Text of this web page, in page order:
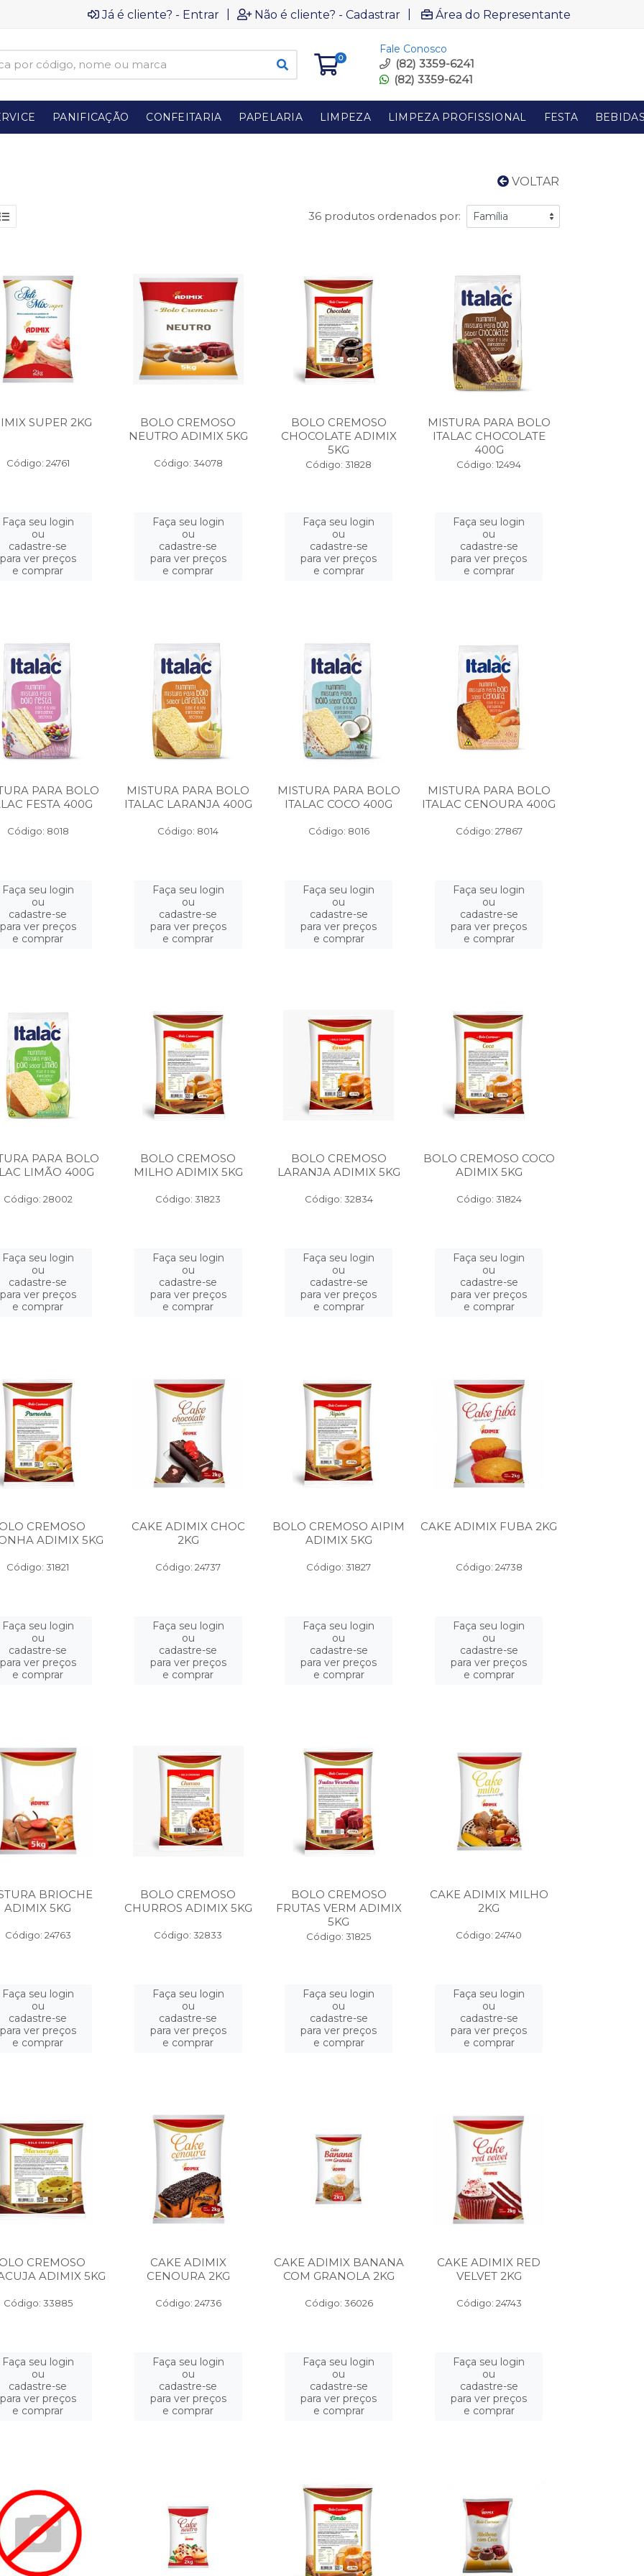
Já é cliente? - Entrar Não é cliente? - Cadastrar Área do Representante
0
Fale Conosco
(82) 3359-6241
(82) 3359-6241
PANIFICAÇÃO CONFEITARIA PAPELARIA LIMPEZA LIMPEZA PROFISSIONAL FESTA
VOLTAR
36 produtos ordenados por:
SUPER 2KG
Código: 24761
Faça seu login
ou
cadastre-se
para ver preços
e comprar
BOLO CREMOSO
NEUTRO ADIMIX 5KG
Código: 34078
Faça seu login
ou
cadastre-se
para ver preços
e comprar
BOLO CREMOSO
CHOCOLATE ADIMIX
5KG
Código: 31828
Faça seu login
ou
cadastre-se
para ver preços
e comprar
MISTURA PARA BOLO
ITALAC CHOCOLATE
400G
Código: 12494
Faça seu login
ou
cadastre-se
para ver preços
e comprar
PARA BOLO
FESTA 400G
Código: 8018
Faça seu login
ou
cadastre-se
para ver preços
e comprar
MISTURA PARA BOLO
ITALAC LARANJA 400G
Código: 8014
Faça seu login
ou
cadastre-se
para ver preços
e comprar
MISTURA PARA BOLO
ITALAC COCO 400G
Código: 8016
Faça seu login
ou
cadastre-se
para ver preços
e comprar
MISTURA PARA BOLO
ITALAC CENOURA 400G
Código: 27867
Faça seu login
ou
cadastre-se
para ver preços
e comprar
PARA BOLO
LIMÃO 400G
Código: 28002
Faça seu login
ou
cadastre-se
para ver preços
e comprar
BOLO CREMOSO
MILHO ADIMIX 5KG
Código: 31823
Faça seu login
ou
cadastre-se
para ver preços
e comprar
BOLO CREMOSO
LARANJA ADIMIX 5KG
Código: 32834
Faça seu login
ou
cadastre-se
para ver preços
e comprar
BOLO CREMOSO COCO
ADIMIX 5KG
Código: 31824
Faça seu login
ou
cadastre-se
para ver preços
e comprar
CREMOSO
ADIMIX 5KG
Código: 31821
Faça seu login
ou
cadastre-se
para ver preços
e comprar
CAKE ADIMIX CHOC
2KG
Código: 24737
Faça seu login
ou
cadastre-se
para ver preços
e comprar
BOLO CREMOSO AIPIM
ADIMIX 5KG
Código: 31827
Faça seu login
ou
cadastre-se
para ver preços
e comprar
CAKE ADIMIX FUBA 2KG
Código: 24738
Faça seu login
ou
cadastre-se
para ver preços
e comprar
BRIOCHE
ADIMIX 5KG
Código: 24763
Faça seu login
ou
cadastre-se
para ver preços
e comprar
BOLO CREMOSO
CHURROS ADIMIX 5KG
Código: 32833
Faça seu login
ou
cadastre-se
para ver preços
e comprar
BOLO CREMOSO
FRUTAS VERM ADIMIX
5KG
Código: 31825
Faça seu login
ou
cadastre-se
para ver preços
e comprar
CAKE ADIMIX MILHO
2KG
Código: 24740
Faça seu login
ou
cadastre-se
para ver preços
e comprar
CREMOSO
ADIMIX 5KG
Código: 33885
Faça seu login
ou
cadastre-se
para ver preços
e comprar
CAKE ADIMIX
CENOURA 2KG
Código: 24736
Faça seu login
ou
cadastre-se
para ver preços
e comprar
CAKE ADIMIX BANANA
COM GRANOLA 2KG
Código: 36026
Faça seu login
ou
cadastre-se
para ver preços
e comprar
CAKE ADIMIX RED
VELVET 2KG
Código: 24743
Faça seu login
ou
cadastre-se
para ver preços
e comprar